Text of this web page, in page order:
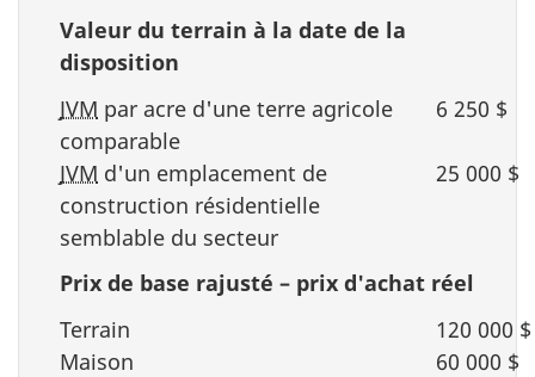
Valeur du terrain à la date de la
disposition
JVM par acre d'une terre agricole
comparable
6 250 $
JVM d'un emplacement de
construction résidentielle
semblable du secteur
25 000 $
Prix de base rajusté – prix d'achat réel
Terrain
120 000 $
Maison
60 000 $